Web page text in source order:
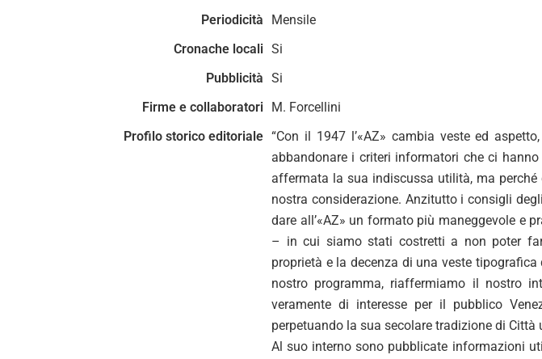
Periodicità
Mensile
Cronache locali Si
Pubblicità Si
Firme e collaboratori M. Forcellini
Profilo storico editoriale “Con il 1947 l’«AZ» cambia veste ed
abbandonare i criteri informatori che ci
affermata la sua indiscussa utilità, ma perché
nostra considerazione. Anzitutto i consigli
dare all’«AZ» un formato più maneggevole e
– in cui siamo stati costretti a non poter
proprietà e la decenza di una veste
nostro programma, riaffermiamo il nostro
veramente di interesse per il pubblico
perpetuando la sua secolare tradizione di Città
Al suo interno sono pubblicate informazioni